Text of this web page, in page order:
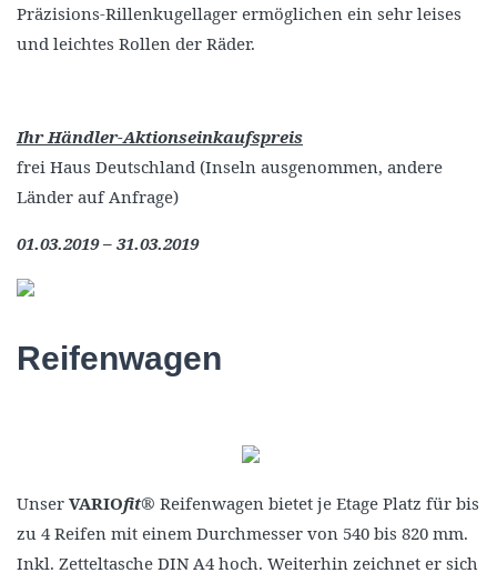
Präzisions-Rillenkugellager ermöglichen ein sehr leises
und leichtes Rollen der Räder.
Ihr Händler-Aktionseinkaufspreis
frei Haus Deutschland (Inseln ausgenommen, andere
Länder auf Anfrage)
01.03.2019 – 31.03.2019
Reifenwagen
Unser VARIOfit® Reifenwagen bietet je Etage Platz für bis
zu 4 Reifen mit einem Durchmesser von 540 bis 820 mm.
Inkl. Zetteltasche DIN A4 hoch. Weiterhin zeichnet er sich